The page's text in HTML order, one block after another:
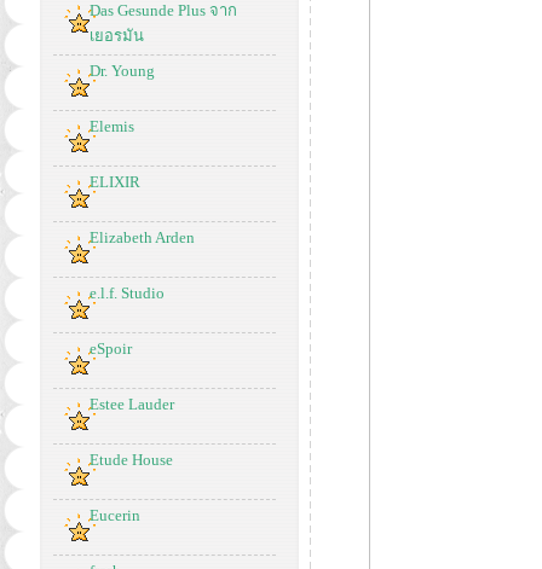
Das Gesunde Plus จาก
เยอรมัน
Dr. Young
Elemis
ELIXIR
Elizabeth Arden
e.l.f. Studio
eSpoir
Estee Lauder
Etude House
Eucerin